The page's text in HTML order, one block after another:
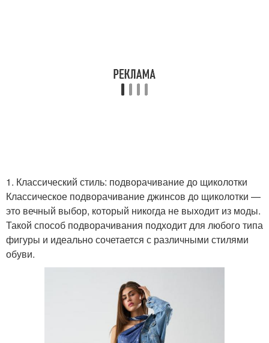
1. Классический стиль: подворачивание до щиколотки
Классическое подворачивание джинсов до щиколотки —
это вечный выбор, который никогда не выходит из моды.
Такой способ подворачивания подходит для любого типа
фигуры и идеально сочетается с различными стилями
обуви.